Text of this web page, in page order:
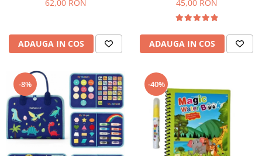
62,00 RON
ADAUGA IN COS
45,00 RON
ADAUGA IN COS
-8% -40%